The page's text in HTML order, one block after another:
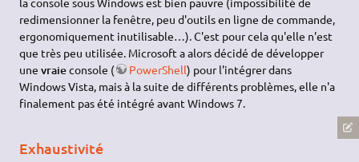
redimensionner la fenêtre, peu d'outils en ligne de commande,
ergonomiquement inutilisable…). C'est pour cela qu'elle n'est
que très peu utilisée. Microsoft a alors décidé de développer
unevraieconsole ( PowerShell) pour l'intégrer dans
Windows Vista, mais à la suite de différents problèmes, elle n'a
finalement pas été intégré avant Windows 7.
Exhaustivité